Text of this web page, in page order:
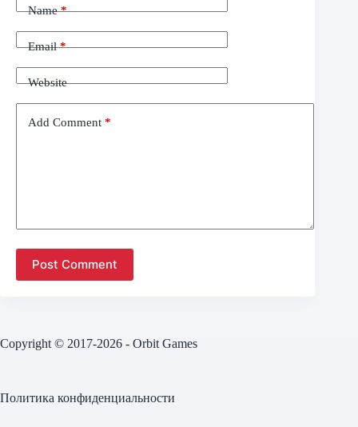
Name*
Email*
Website
Add Comment *
Post Comment
Copyright © 2017-2026 - Orbit Games
Политика конфиденциальности